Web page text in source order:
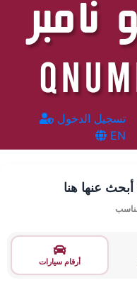
تسجيل الدخول
EN
عنها هنا
أرقام سيارات